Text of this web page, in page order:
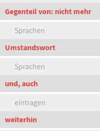
Gegenteil von: nicht mehr
Sprachen
Umstandswort
Sprachen
und, auch
eintragen
weiterhin